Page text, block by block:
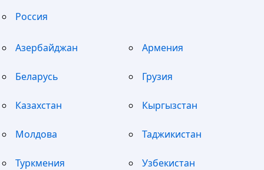
Россия
Азербайджан Армения
Беларусь Грузия
Казахстан Кыргызстан
Молдова Таджикистан
Туркмения Узбекистан